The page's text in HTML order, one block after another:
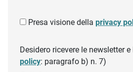
Presa visione della privacy
Desidero ricevere le newsletter
policy: paragrafo b) n. 7)